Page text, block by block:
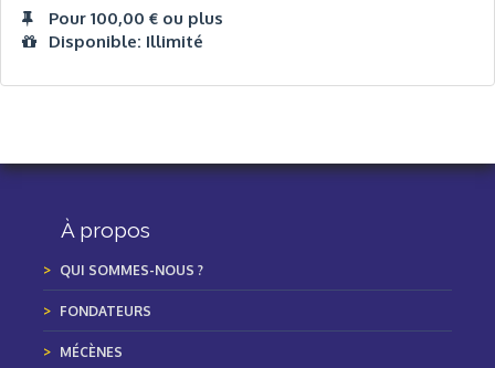
Pour 100,00 € ou plus
Disponible: Illimité
À propos
QUI SOMMES-NOUS ?
FONDATEURS
MÉCÈNES